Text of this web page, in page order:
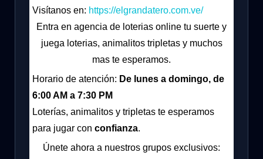
Visítanos en: https://elgrandatero.com.ve/
Entra en agencia de loterias online tu suerte y
juega loterias, animalitos tripletas y muchos
mas te esperamos.
Horario de atención: De lunes a domingo, de
6:00 AM a 7:30 PM
Loterías, animalitos y tripletas te esperamos
para jugar con confianza.
Únete ahora a nuestros grupos exclusivos: